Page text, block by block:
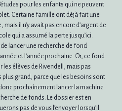
pour les enfants qui ne peuvent
Certaine famille ont déjà fait une
mais il n’y avait pas encore d’argent de
qui a assumé la perte jusqu’ici.
lancer une recherche de fond
et l’année prochaine. Or, ce fond
les élèves de Rivendell, mais pas
grand, parce que les besoins sont
prochainement lancer la machine
de fonds. Le dossier est en
pas de vous l’envoyer lorsqu’il